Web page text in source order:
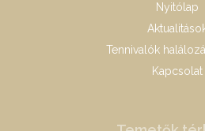
Nyitólap
Tennivalók
Kapcsolat